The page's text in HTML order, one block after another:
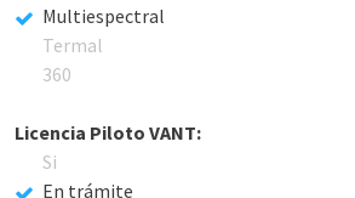
Multiespectral
Termal
360
Licencia Piloto VANT:
Si
En trámite